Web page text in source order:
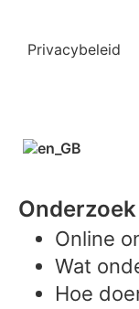
Privacybeleid
Onderzoek
Online
Wat
Hoe